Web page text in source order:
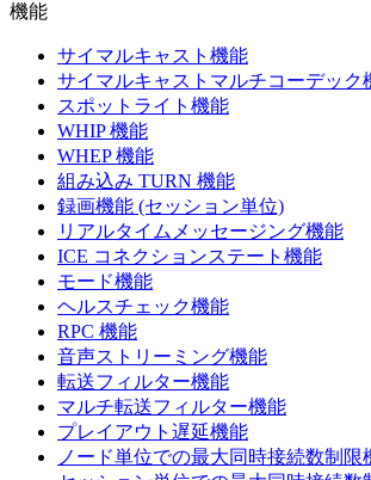
機能
サイマルキャスト機能
サイマルキャストマルチコーデック
スポットライト機能
WHIP 機能
WHEP 機能
組み込み TURN 機能
録画機能 (セッション単位)
リアルタイムメッセージング機能
ICE コネクションステート機能
モード機能
ヘルスチェック機能
RPC 機能
音声ストリーミング機能
転送フィルター機能
マルチ転送フィルター機能
プレイアウト遅延機能
ノード単位での最大同時接続数制限